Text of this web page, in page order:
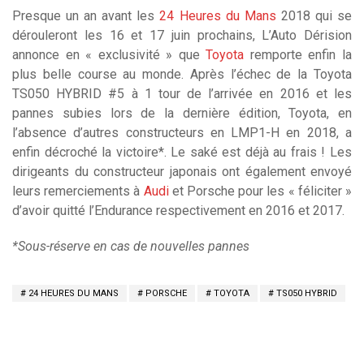
Presque un an avant les24 Heures du Mans 2018 qui se
dérouleront les 16 et 17 juin prochains, L’Auto Dérision
annonce en « exclusivité » queToyota remporte enfin la
plus belle course au monde. Après l’échec de la Toyota
TS050 HYBRID #5 à 1 tour de l’arrivée en 2016 et les
pannes subies lors de la dernière édition, Toyota, en
l’absence d’autres constructeurs en LMP1-H en 2018, a
enfin décroché la victoire*. Le saké est déjà au frais ! Les
dirigeants du constructeur japonais ont également envoyé
leurs remerciements à Audiet Porsche pour les « féliciter »
d’avoir quitté l’Endurance respectivement en 2016 et 2017.
*Sous-réserve en cas de nouvelles pannes
24 HEURES DU MANS PORSCHE TOYOTA TS050 HYBRID